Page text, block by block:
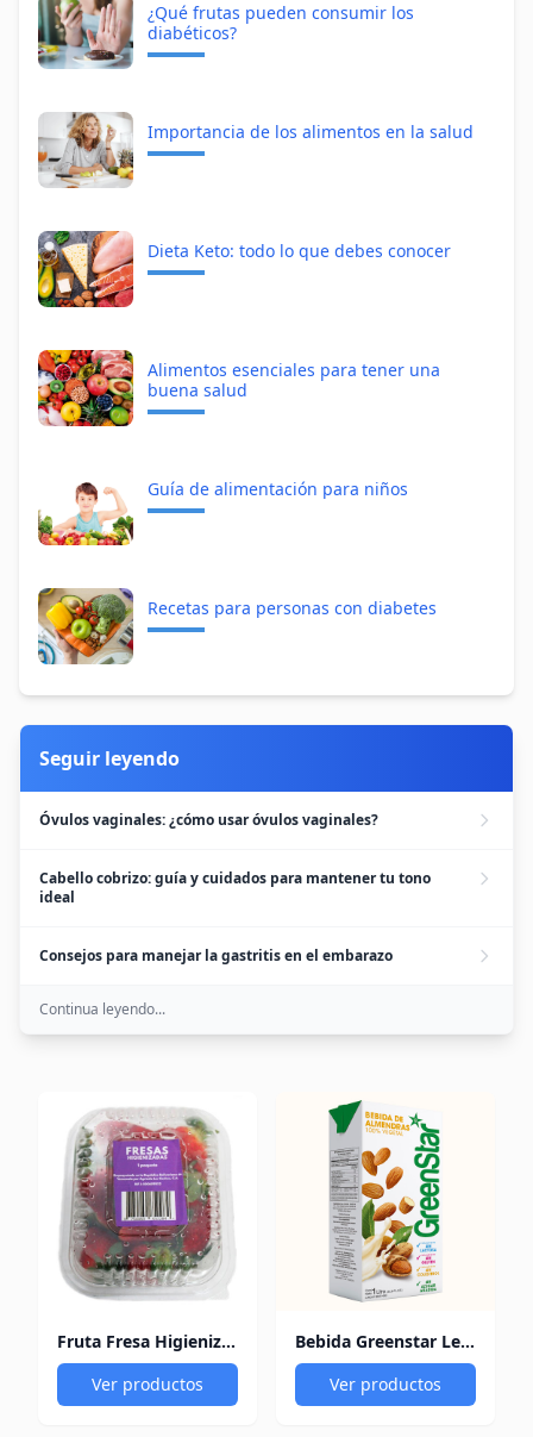
¿Qué frutas pueden consumir los
diabéticos?
Importancia de los alimentos en la salud
Dieta Keto: todo lo que debes conocer
Alimentos esenciales para tener una
buena salud
Guía de alimentación para niños
Recetas para personas con diabetes
Seguir leyendo
Óvulos vaginales: ¿cómo usar óvulos vaginales?
Cabello cobrizo: guía y cuidados para mantener tu tono
ideal
Consejos para manejar la gastritis en el embarazo
Continua leyendo...
Fruta Fresa Higienizada Pqt
Ver productos
Bebida Greenstar Leche de Almendras 1Lt
Ver productos